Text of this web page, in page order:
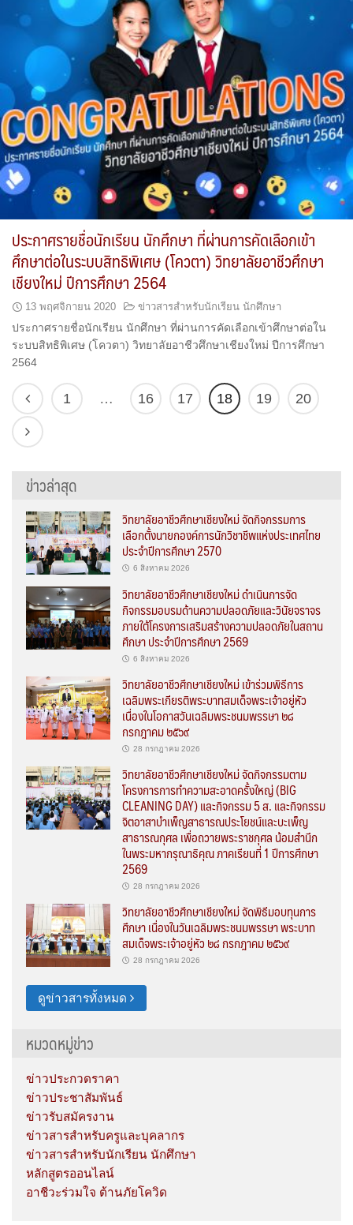
ประกาศรายชื่อนักเรียน นักศึกษา ที่ผ่านการคัดเลือกเข้า
ศึกษาต่อในระบบสิทธิพิเศษ (โควตา) วิทยาลัยอาชีวศึกษา
เชียงใหม่ ปีการศึกษา 2564
13 พฤศจิกายน 2020 ข่าวสารสำหรับนักเรียน นักศึกษา
ประกาศรายชื่อนักเรียน นักศึกษา ที่ผ่านการคัดเลือกเข้าศึกษาต่อใน
ระบบสิทธิพิเศษ (โควตา) วิทยาลัยอาชีวศึกษาเชียงใหม่ ปีการศึกษา
2564
1 … 16 17 18 19 20
ข่าวล่าสุด
วิทยาลัยอาชีวศึกษาเชียงใหม่ จัดกิจกรรมการ
เลือกตั้งนายกองค์การนักวิชาชีพแห่งประเทศไทย
ประจำปีการศึกษา 2570
6 สิงหาคม 2026
วิทยาลัยอาชีวศึกษาเชียงใหม่ ดำเนินการจัด
กิจกรรมอบรมด้านความปลอดภัยและวินัยจราจร
ภายใต้โครงการเสริมสร้างความปลอดภัยในสถาน
ศึกษา ประจำปีการศึกษา 2569
6 สิงหาคม 2026
วิทยาลัยอาชีวศึกษาเชียงใหม่ เข้าร่วมพิธีการ
เฉลิมพระเกียรติพระบาทสมเด็จพระเจ้าอยู่หัว
เนื่องในโอกาสวันเฉลิมพระชนมพรรษา ๒๘
กรกฎาคม ๒๕๖๙
28 กรกฎาคม 2026
วิทยาลัยอาชีวศึกษาเชียงใหม่ จัดกิจกรรมตาม
โครงการการทำความสะอาดครั้งใหญ่ (BIG
CLEANING DAY) และกิจกรรม 5 ส. และกิจกรรม
จิตอาสาบำเพ็ญสาธารณประโยชน์และบะเพ็ญ
สาธารณกุศล เพื่อถวายพระราชกุศล น้อมสำนึก
ในพระมหากรุณาธิคุณ ภาคเรียนที่ 1 ปีการศึกษา
2569
28 กรกฎาคม 2026
วิทยาลัยอาชีวศึกษาเชียงใหม่ จัดพิธีมอบทุนการ
ศึกษา เนื่องในวันเฉลิมพระชนมพรรษา พระบาท
สมเด็จพระเจ้าอยู่หัว ๒๘ กรกฎาคม ๒๕๖๙
28 กรกฎาคม 2026
ดูข่าวสารทั้งหมด
หมวดหมู่ข่าว
ข่าวประกวดราคา
ข่าวประชาสัมพันธ์
ข่าวรับสมัครงาน
ข่าวสารสำหรับครูและบุคลากร
ข่าวสารสำหรับนักเรียน นักศึกษา
หลักสูตรออนไลน์
อาชีวะร่วมใจ ต้านภัยโควิด